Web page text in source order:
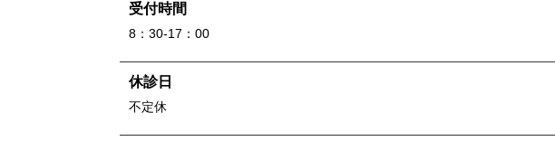
受付時間
8：30-17：00
休診日
不定休